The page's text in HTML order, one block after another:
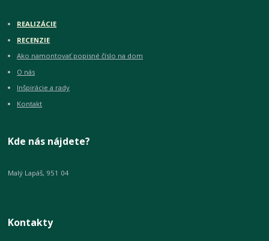
REALIZÁCIE
RECENZIE
Ako namontovať popisné číslo na dom
O nás
Inšpirácie a rady
Kontakt
Kde nás nájdete?
Malý Lapáš, 951 04
Kontakty